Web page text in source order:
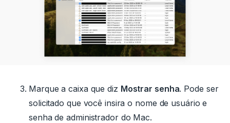
Marque a caixa que diz Mostrar senha. Pode ser
solicitado que você insira o nome de usuário e
senha de administrador do Mac.